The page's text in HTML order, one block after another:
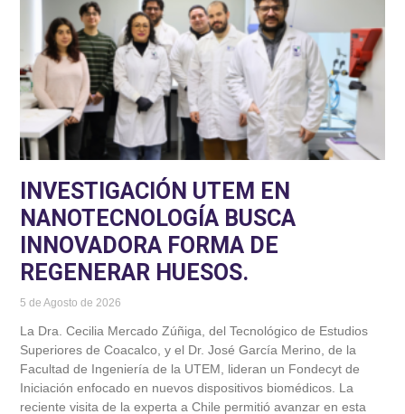
INVESTIGACIÓN UTEM EN
NANOTECNOLOGÍA BUSCA
INNOVADORA FORMA DE
REGENERAR HUESOS.
5 de Agosto de 2026
La Dra. Cecilia Mercado Zúñiga, del Tecnológico de Estudios
Superiores de Coacalco, y el Dr. José García Merino, de la
Facultad de Ingeniería de la UTEM, lideran un Fondecyt de
Iniciación enfocado en nuevos dispositivos biomédicos. La
reciente visita de la experta a Chile permitió avanzar en esta